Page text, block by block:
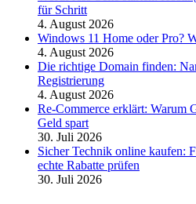
für Schritt
4. August 2026
Windows 11 Home oder Pro?
4. August 2026
Die richtige Domain finden:
Registrierung
4. August 2026
Re-Commerce erklärt: Warum
Geld spart
30. Juli 2026
Sicher Technik online kaufen:
echte Rabatte prüfen
30. Juli 2026